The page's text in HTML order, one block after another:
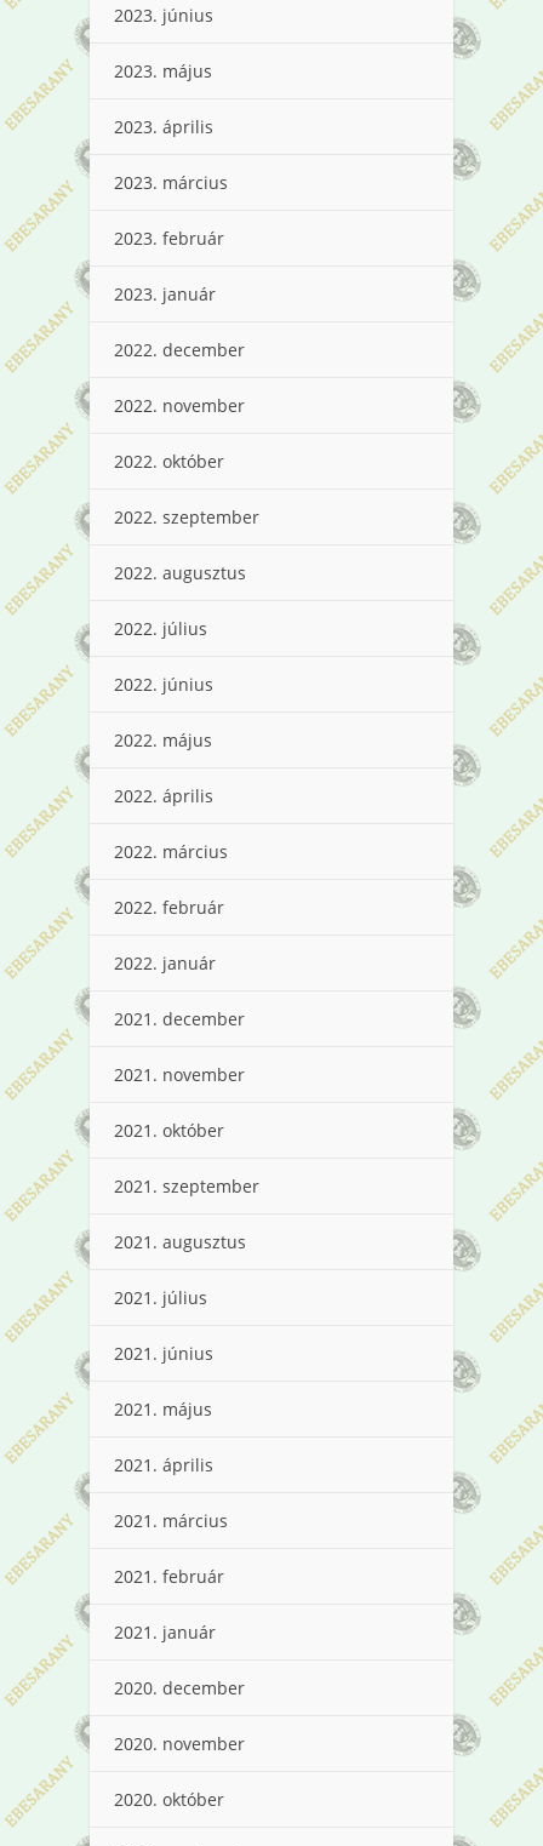
2023. június
2023. május
2023. április
2023. március
2023. február
2023. január
2022. december
2022. november
2022. október
2022. szeptember
2022. augusztus
2022. július
2022. június
2022. május
2022. április
2022. március
2022. február
2022. január
2021. december
2021. november
2021. október
2021. szeptember
2021. augusztus
2021. július
2021. június
2021. május
2021. április
2021. március
2021. február
2021. január
2020. december
2020. november
2020. október